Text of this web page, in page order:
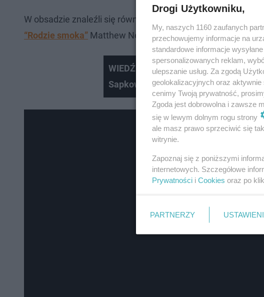
W obsadzie znaleźli się również Youssef Kerkour, Tahar
“Rodzie smoka” Matthew Needham i Gavin Spokes.
WIEDŹMIN: gwiazdy serialu o 3.
Sapkowskiego (WYWIAD)
Drogi Użytkowniku,
My, naszych 1160 zaufanych
przechowujemy informacje na
standardowe informacje
spersonalizowanych reklam,
ulepszanie usług. Za zgodą
geolokalizacyjnych oraz
cenimy Twoją prywatność,
Zgoda jest dobrowolna i zawsze
się w lewym dolnym rogu strony
ale masz prawo sprzeciwić się
witrynie.
Zapoznaj się z poniższymi
internetowych. Szczegółowe
Prywatności i Cookies oraz po
PARTNERZY